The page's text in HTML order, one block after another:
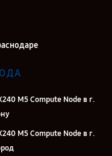
M5 Compute Node в г.
M5 Compute Node в г.